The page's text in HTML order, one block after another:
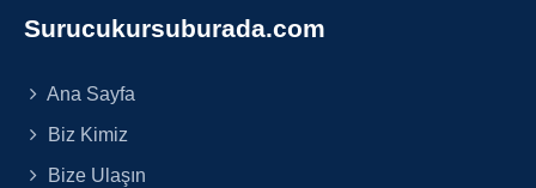
Surucukursuburada.com
Ana Sayfa
Biz Kimiz
Bize Ulaşın